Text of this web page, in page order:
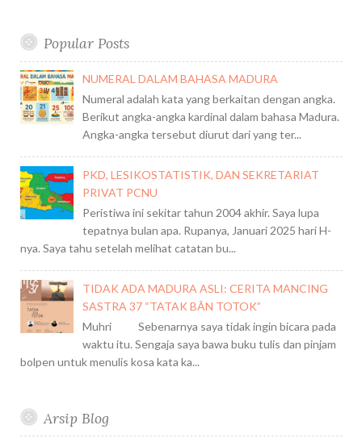
Popular Posts
NUMERAL DALAM BAHASA MADURA
Numeral adalah kata yang berkaitan dengan angka.
Berikut angka-angka kardinal dalam bahasa Madura.
Angka-angka tersebut diurut dari yang ter...
PKD, LESIKOSTATISTIK, DAN SEKRETARIAT
PRIVAT PCNU
Peristiwa ini sekitar tahun 2004 akhir. Saya lupa
tepatnya bulan apa. Rupanya, Januari 2025 hari H-
nya. Saya tahu setelah melihat catatan bu...
TIDAK ADA MADURA ASLI: CERITA MANCING
SASTRA 37 “TATAK BÂN TOTOK”
Muhri Sebenarnya saya tidak ingin bicara pada
waktu itu. Sengaja saya bawa buku tulis dan pinjam
bolpen untuk menulis kosa kata ka...
Arsip Blog